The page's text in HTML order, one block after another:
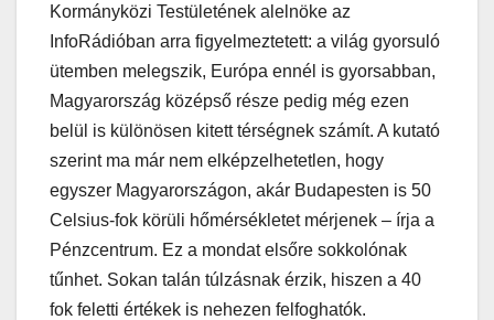
Kormányközi Testületének alelnöke az
InfoRádióban arra figyelmeztetett: a világ gyorsuló
ütemben melegszik, Európa ennél is gyorsabban,
Magyarország középső része pedig még ezen
belül is különösen kitett térségnek számít. A kutató
szerint ma már nem elképzelhetetlen, hogy
egyszer Magyarországon, akár Budapesten is 50
Celsius-fok körüli hőmérsékletet mérjenek – írja a
Pénzcentrum. Ez a mondat elsőre sokkolónak
tűnhet. Sokan talán túlzásnak érzik, hiszen a 40
fok feletti értékek is nehezen felfoghatók.